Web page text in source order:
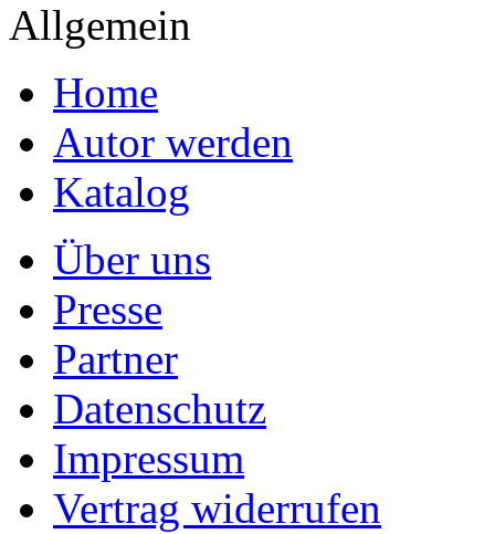
Allgemein
Home
Autor werden
Katalog
Über uns
Presse
Partner
Datenschutz
Impressum
Vertrag widerrufen